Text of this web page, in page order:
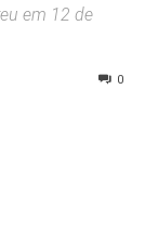
em 12 de
0